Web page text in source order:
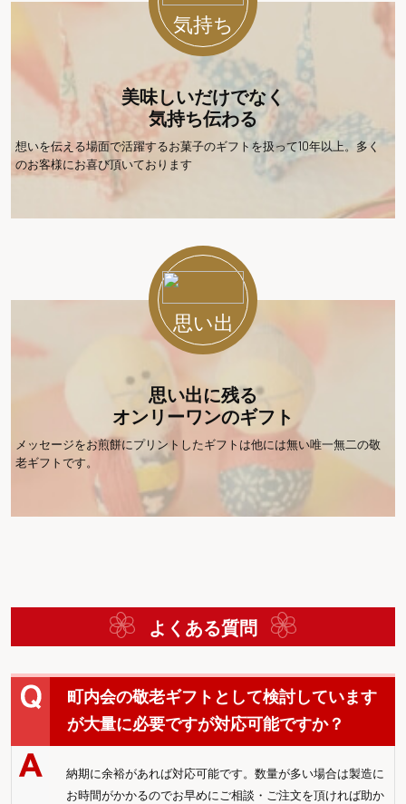
気持ち
美味しいだけでなく
気持ち伝わる
想いを伝える場面で活躍するお菓子のギフトを扱って10年以上。多く
のお客様にお喜び頂いております
思い出
思い出に残る
オンリーワンのギフト
メッセージをお煎餅にプリントしたギフトは他には無い唯一無二の敬
老ギフトです。
よくある質問
町内会の敬老ギフトとして検討しています
が大量に必要ですが対応可能ですか？
納期に余裕があれば対応可能です。数量が多い場合は製造に
お時間がかかるのでお早めにご相談・ご注文を頂ければ助か